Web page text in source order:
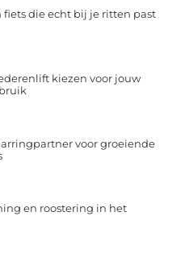
fiets die echt bij je ritten past
kiezen voor jouw
voor groeiende
en roostering in het